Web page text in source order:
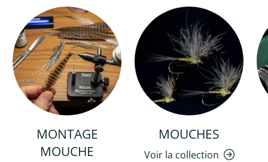
MONTAGE
MOUCHE
MOUCHES
Voir la collection